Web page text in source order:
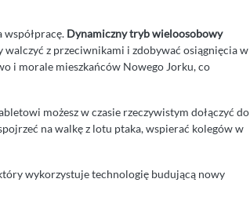
współpracę. Dynamiczny tryb wieloosobowy
walczyć z przeciwnikami i zdobywać osiągnięcia w
i morale mieszkańców Nowego Jorku, co
możesz w czasie rzeczywistym dołączyć do
na walkę z lotu ptaka, wspierać kolegów w
wykorzystuje technologię budującą nowy